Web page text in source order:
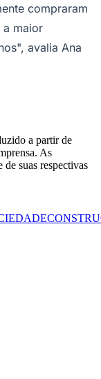
compraram
a maior
avalia Ana
a partir de
As
suas respectivas